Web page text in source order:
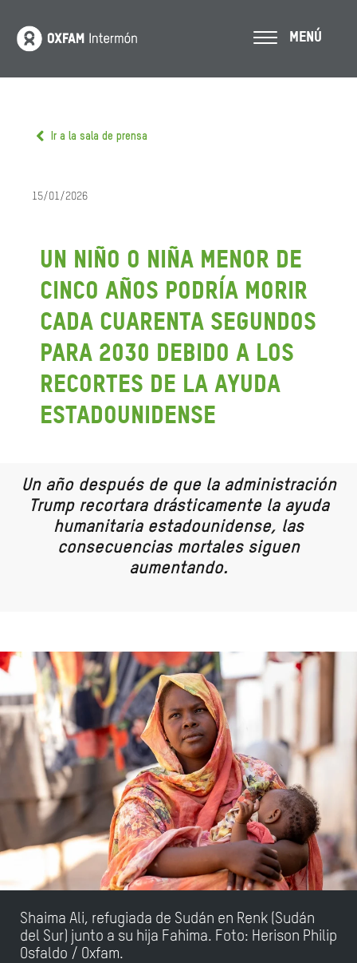
MENÚ
Ir a la sala de prensa
15/01/2026
Un niño o niña menor de
cinco años podría morir
cada cuarenta segundos
para 2030 debido a los
recortes de la ayuda
estadounidense
Un año después de que la administración
Trump recortara drásticamente la ayuda
humanitaria estadounidense, las
consecuencias mortales siguen
aumentando.
Shaima Ali, refugiada de Sudán en Renk (Sudán
del Sur) junto a su hija Fahima. Foto: Herison Philip
Osfaldo / Oxfam.